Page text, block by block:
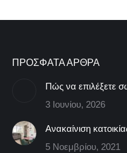
ΠΡΟΣΦΑΤΑ ΑΡΘΡΑ
Πώς να επιλέξετε
3 Ιουνίου, 2026
Ανακαίνιση
5 Νοεμβρίου, 2021